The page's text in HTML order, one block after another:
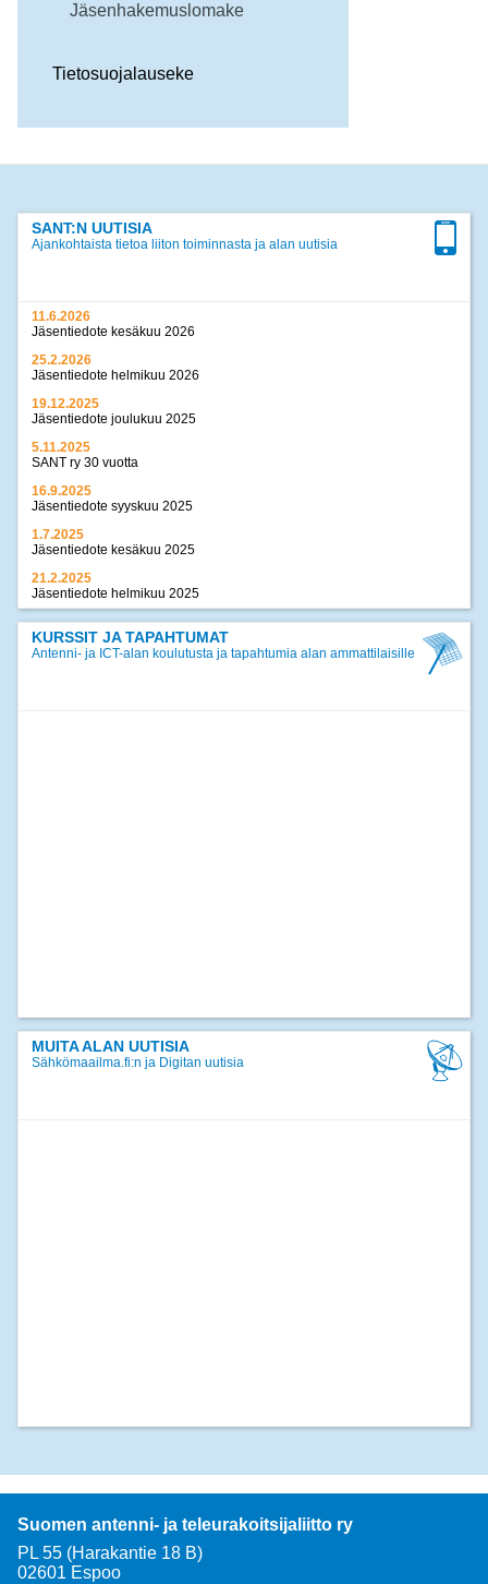
Jäsenhakemuslomake
Tietosuojalauseke
SANT:N UUTISIA
Ajankohtaista tietoa liiton toiminnasta ja alan uutisia
11.6.2026
Jäsentiedote kesäkuu 2026
25.2.2026
Jäsentiedote helmikuu 2026
19.12.2025
Jäsentiedote joulukuu 2025
5.11.2025
SANT ry 30 vuotta
16.9.2025
Jäsentiedote syyskuu 2025
1.7.2025
Jäsentiedote kesäkuu 2025
21.2.2025
Jäsentiedote helmikuu 2025
17.12.2024
Jäsentiedote joulukuu 2024
KURSSIT JA TAPAHTUMAT
Antenni- ja ICT-alan koulutusta ja tapahtumia alan ammattilaisille
MUITA ALAN UUTISIA
Sähkömaailma.fi:n ja Digitan uutisia
Suomen antenni- ja teleurakoitsijaliitto ry
PL 55 (Harakantie 18 B)
02601 Espoo